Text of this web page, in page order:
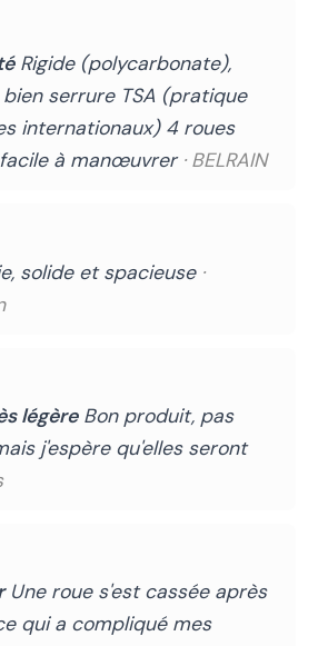
Rigide (polycarbonate),
serrure TSA (pratique
internationaux) 4 roues
à manœuvrer · BELRAIN
solide et spacieuse ·
légèreBon produit, pas
j'espère qu'elles seront
Une roue s'est cassée après
qui a compliqué mes